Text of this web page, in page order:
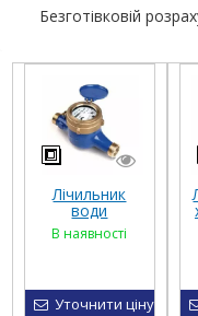
Безготівковій
Лічильник
води
польського
виробництва
В наявності
Уточнити ціну